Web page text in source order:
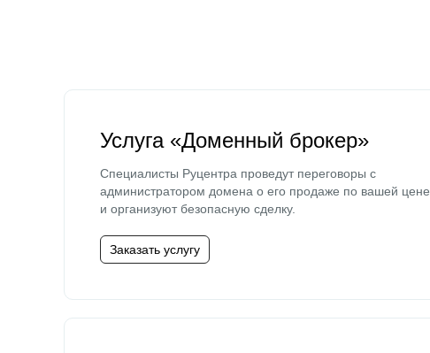
Услуга «Доменный брокер»
Специалисты Руцентра проведут переговоры с
администратором домена о его продаже по вашей цене
и организуют безопасную сделку.
Заказать услугу